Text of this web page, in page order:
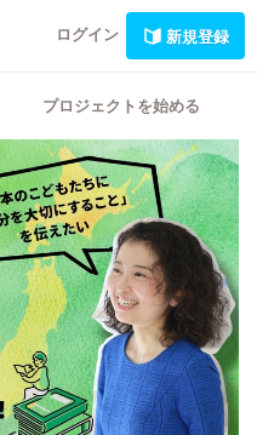
ログイン 新規登録
プロジェクトを始める